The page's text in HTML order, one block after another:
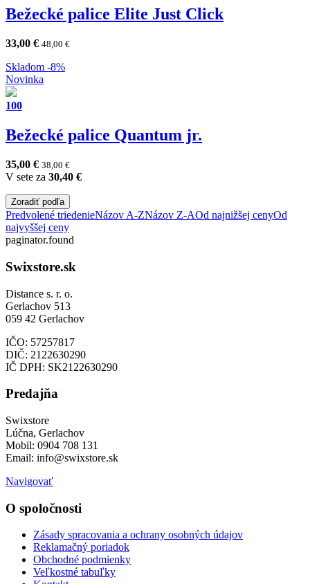
Bežecké palice Elite Just Click
33,00 € 48,00 €
Skladom -8%
Novinka
100
Bežecké palice Quantum jr.
35,00 € 38,00 €
V sete za 30,40 €
Zoradiť podľa
Predvolené triedenieNázov A-ZNázov Z-AOd najnižšej cenyOd
najvyššej ceny
paginator.found
Swixstore.sk
Distance s. r. o.
Gerlachov 513
059 42 Gerlachov
IČO: 57257817
DIČ: 2122630290
IČ DPH: SK2122630290
Predajňa
Swixstore
Lúčna, Gerlachov
Mobil: 0904 708 131
Email: info@swixstore.sk
Navigovať
O spoločnosti
Zásady spracovania a ochrany osobných údajov
Reklamačný poriadok
Obchodné podmienky
Veľkostné tabuľky